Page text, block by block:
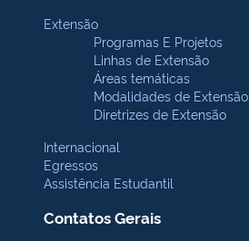
Extensão
Programas E Projetos
Linhas de Extensão
Áreas temáticas
Modalidades de Extensão
Diretrizes de Extensão
Internacional
Egressos
Assistência Estudantil
Contatos Gerais